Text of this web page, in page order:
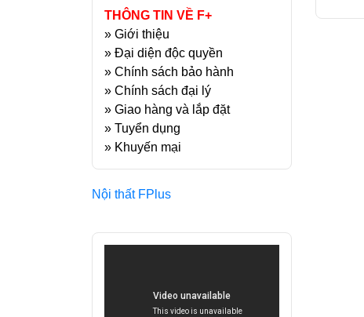
THÔNG TIN VỀ F+
» Giới thiệu
» Đại diện độc quyền
» Chính sách bảo hành
» Chính sách đại lý
» Giao hàng và lắp đặt
» Tuyển dụng
» Khuyến mại
Nội thất FPlus